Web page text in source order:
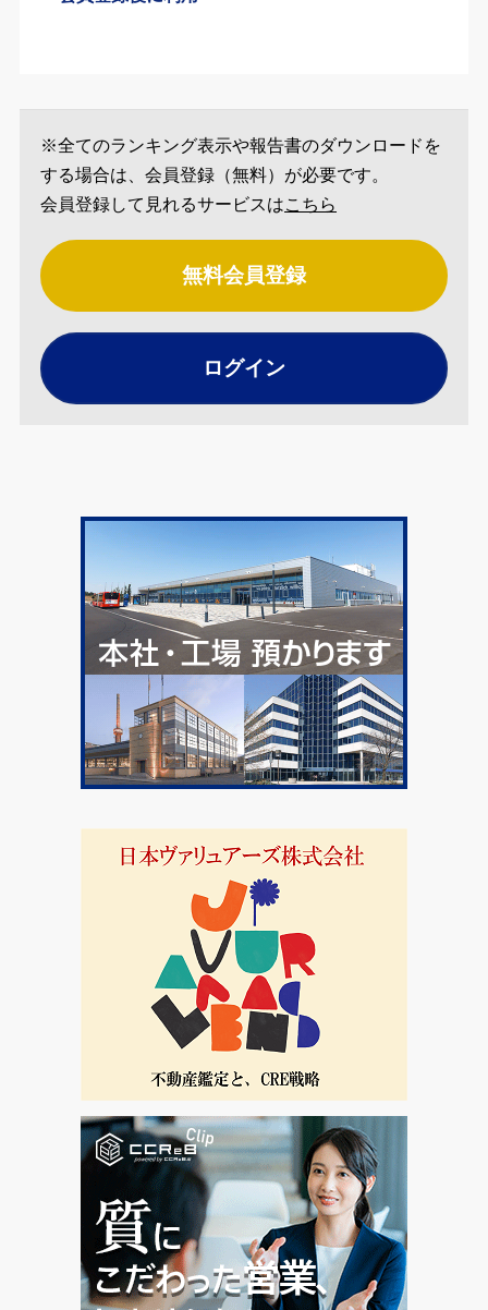
※全てのランキング表示や報告書のダウンロードを
する場合は、会員登録（無料）が必要です。
会員登録して見れるサービスはこちら
無料会員登録
ログイン